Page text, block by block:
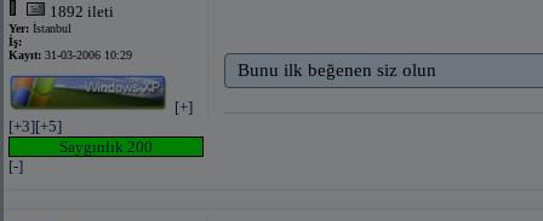
1892 ileti
Yer: İstanbul
İş:
Kayıt: 31-03-2006 10:29
[+]
[+3][+5]
Saygınlık 200
[-]
Bunu ilk beğenen siz olun